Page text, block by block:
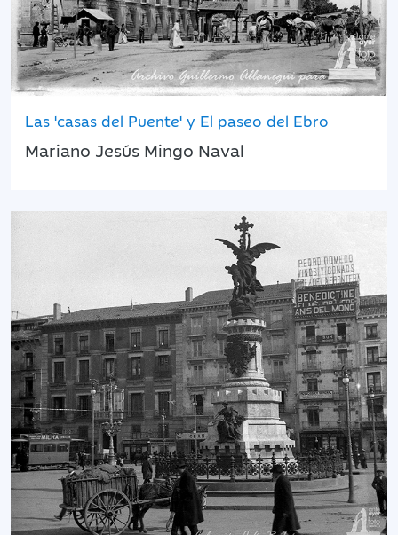
Las 'casas del Puente' y El paseo del Ebro
Mariano Jesús Mingo Naval